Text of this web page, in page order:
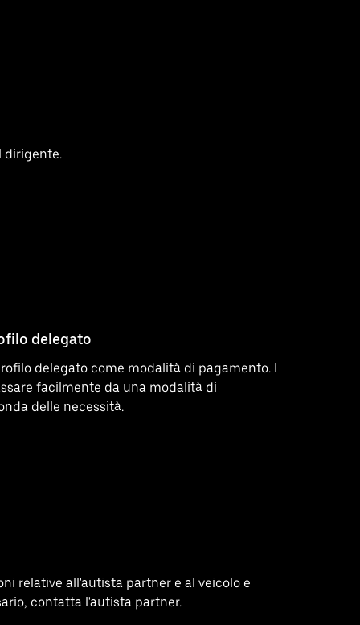
dirigente.
delegato
delegato come modalità di pagamento. I
facilmente da una modalità di
delle necessità.
relative all'autista partner e al veicolo e
contatta l'autista partner.